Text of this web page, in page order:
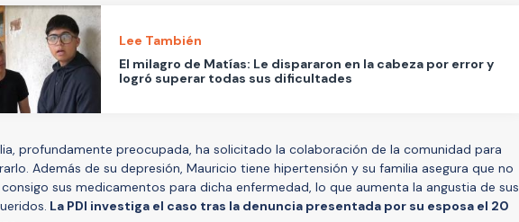
Lee También
El milagro de Matías: Le dispararon en la cabeza por error y
logró superar todas sus dificultades
profundamente preocupada, ha solicitado la colaboración de la comunidad para
Además de su depresión, Mauricio tiene hipertensión y su familia asegura que no
sus medicamentos para dicha enfermedad, lo que aumenta la angustia de sus
La PDI investiga el caso tras la denuncia presentada por su esposa el 20